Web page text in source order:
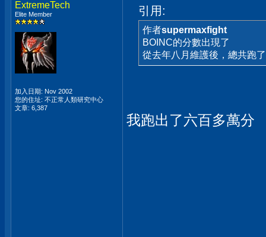
ExtremeTech
Elite Member
加入日期: Nov 2002
您的住址: 不正常人類研究中心
文章: 6,387
引用:
作者supermaxfight
BOINC的分數出現了
從去年八月維護後，總共跑
我跑出了六百多萬分